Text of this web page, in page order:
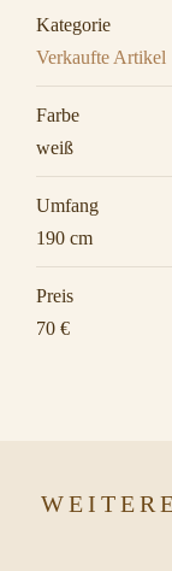
Kategorie
Verkaufte Artikel
Farbe
weiß
Umfang
190 cm
Preis
70 €